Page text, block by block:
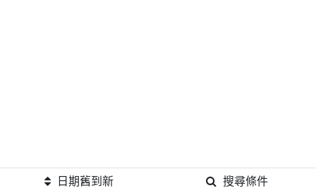
日期舊到新 搜尋條件